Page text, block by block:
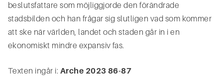
beslutsfattare som möjliggjorde den förändrade
stadsbilden och han frågar sig slutligen vad som kommer
att ske när världen, landet och staden går in i en
ekonomiskt mindre expansiv fas.
Texten ingår i: Arche 2023 86-87